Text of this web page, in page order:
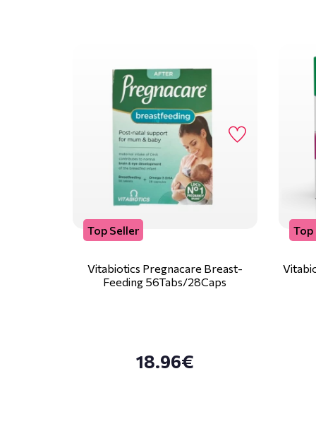
Top Seller
Vitabiotics Pregnacare Breast-
Feeding 56Tabs/28Caps
18.96€
Top